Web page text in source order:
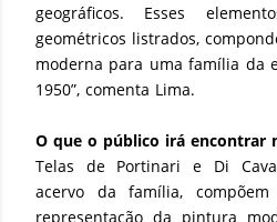
geográficos. Esses
geométricos listrados,
moderna para uma família da
1950”, comenta Lima.
O que o público irá encontrar
Telas de Portinari e Di
acervo da família,
representação da pintura